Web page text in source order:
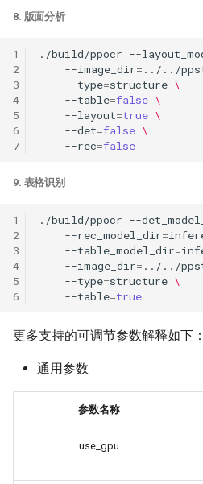
8. 版面分析
1
2
3
4
5
6
7
./build/ppocr --
--image_dir= ../../
--type=structure \
--table=false \
--layout=true \
--det=false \
--rec=false
9. 表格识别
1
2
3
4
5
6
./build/ppocr --
--rec_model_dir=
--table_model_dir=
--image_dir= ../../
--type=structure \
--table=true
更多支持的可调节参数解释如下：
通用参数
参数名称
use_gpu